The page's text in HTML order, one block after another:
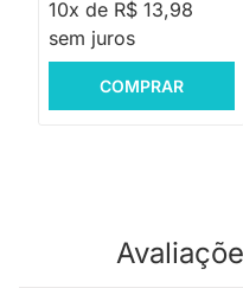
10x de R$ 13,98
sem juros
COMPRAR